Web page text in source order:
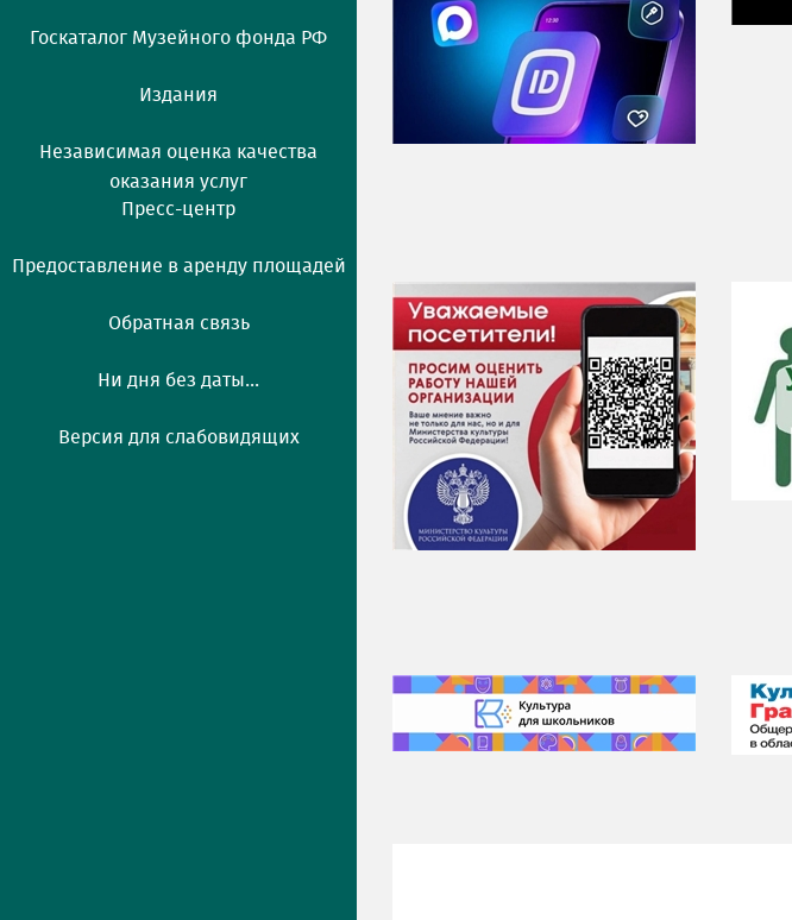
Госкаталог Музейного фонда РФ
Издания
Независимая оценка качества
оказания услуг
Пресс-центр
Предоставление в аренду площадей
Обратная связь
Ни дня без даты...
Версия для слабовидящих